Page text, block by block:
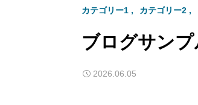
カテゴリー1 カテゴリー2
ブログサンプ
2026.06.05